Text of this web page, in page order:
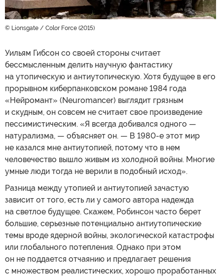
© Lionsgate / Color Force (2015)
Уильям Гибсон со своей стороны считает
бессмысленным делить научную фантастику
на утопическую и антиутопическую. Хотя будущее в его
прорывном киберпанковском романе 1984 года
«Нейромант» (Neuromancer) выглядит грязным
и скудным, он совсем не считает свое произведение
пессимистическим. «Я всегда добивался одного —
натурализма, — объясняет он. — В 1980-е этот мир
не казался мне антиутопией, потому что в нем
человечество вышло живым из холодной войны. Многие
умные люди тогда не верили в подобный исход».
Разница между утопией и антиутопией зачастую
зависит от того, есть ли у самого автора надежда
на светлое будущее. Скажем, Робинсон часто берет
большие, серьезные потенциально антиутопические
темы вроде ядерной войны, экологической катастрофы
или глобального потепления. Однако при этом
он не поддается отчаянию и предлагает решения
с множеством реалистических, хорошо проработанных